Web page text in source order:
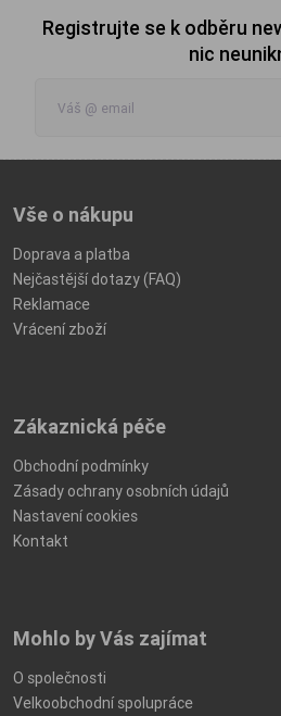
Registrujte se k odběru
nic
Vše o nákupu
Doprava a platba
Nejčastější dotazy (FAQ)
Reklamace
Vrácení zboží
Zákaznická péče
Obchodní podmínky
Zásady ochrany osobních údajů
Nastavení cookies
Kontakt
Mohlo by Vás zajímat
O společnosti
Velkoobchodní spolupráce